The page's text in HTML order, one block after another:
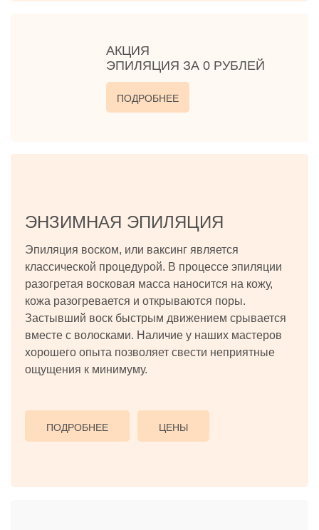
АКЦИЯ
ЭПИЛЯЦИЯ ЗА 0 РУБЛЕЙ
ПОДРОБНЕЕ
ЭНЗИМНАЯ ЭПИЛЯЦИЯ
Эпиляция воском, или ваксинг является
классической процедурой. В процессе эпиляции
разогретая восковая масса наносится на кожу,
кожа разогревается и открываются поры.
Застывший воск быстрым движением срывается
вместе с волосками. Наличие у наших мастеров
хорошего опыта позволяет свести неприятные
ощущения к минимуму.
ПОДРОБНЕЕ ЦЕНЫ